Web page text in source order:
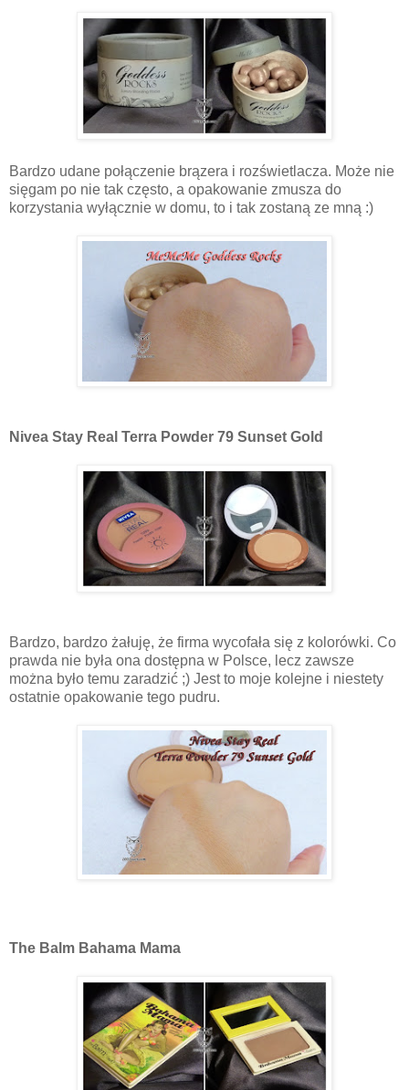
Bardzo udane połączenie brązera i rozświetlacza. Może nie
sięgam po nie tak często, a opakowanie zmusza do
korzystania wyłącznie w domu, to i tak zostaną ze mną :)
Nivea Stay Real Terra Powder 79 Sunset Gold
Bardzo, bardzo żałuję, że firma wycofała się z kolorówki. Co
prawda nie była ona dostępna w Polsce, lecz zawsze
można było temu zaradzić ;) Jest to moje kolejne i niestety
ostatnie opakowanie tego pudru.
The Balm Bahama Mama